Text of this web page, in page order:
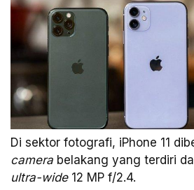
Di sektor fotografi, iPhone 11
camera belakang yang terdiri
ultra-wide12 MP f/2.4.